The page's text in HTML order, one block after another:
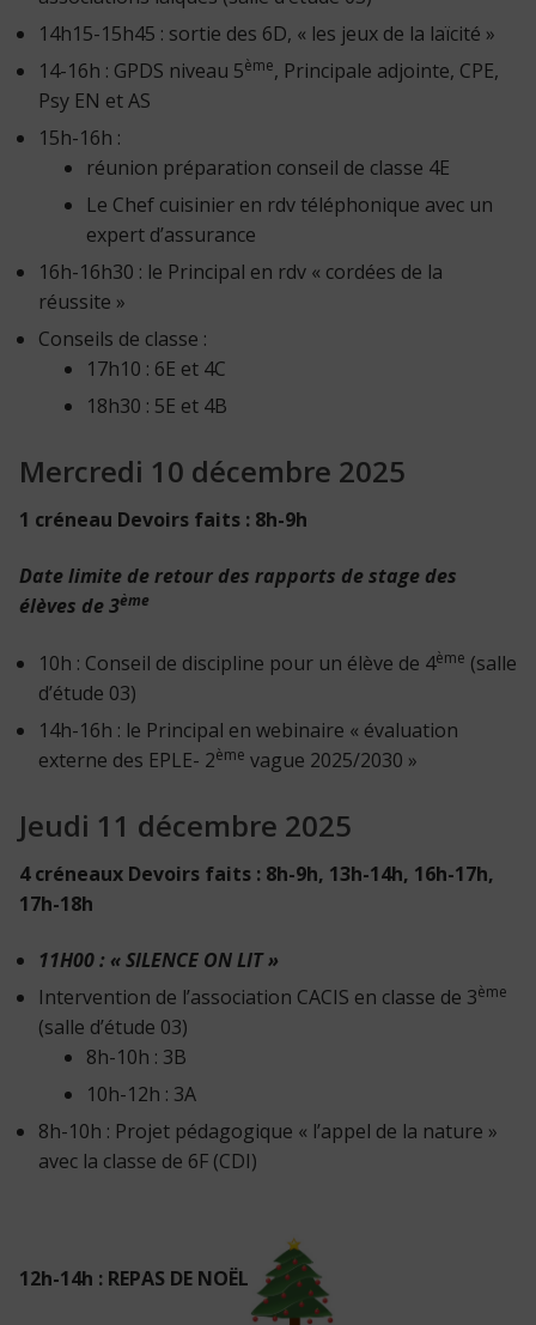
14h15-15h45 : sortie des 6D, « les jeux de la laïcité »
14-16h : GPDS niveau 5ème, Principale adjointe, CPE,
Psy EN et AS
15h-16h :
réunion préparation conseil de classe 4E
Le Chef cuisinier en rdv téléphonique avec un
expert d’assurance
16h-16h30 : le Principal en rdv « cordées de la
réussite »
Conseils de classe :
17h10 : 6E et 4C
18h30 : 5E et 4B
Mercredi 10 décembre 2025
1 créneau Devoirs faits : 8h-9h
Date limite de retour des rapports de stage des
élèves de 3ème
10h : Conseil de discipline pour un élève de 4ème (salle
d’étude 03)
14h-16h : le Principal en webinaire « évaluation
externe des EPLE- 2ème vague 2025/2030 »
Jeudi 11 décembre 2025
4 créneaux Devoirs faits : 8h-9h, 13h-14h, 16h-17h,
17h-18h
11H00 : « SILENCE ON LIT »
Intervention de l’association CACIS en classe de 3ème
(salle d’étude 03)
8h-10h : 3B
10h-12h : 3A
8h-10h : Projet pédagogique « l’appel de la nature »
avec la classe de 6F (CDI)
12h-14h : REPAS DE NOËL